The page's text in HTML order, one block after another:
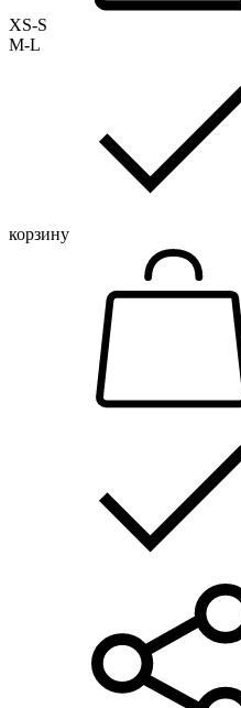
XS-S
M-L
корзину